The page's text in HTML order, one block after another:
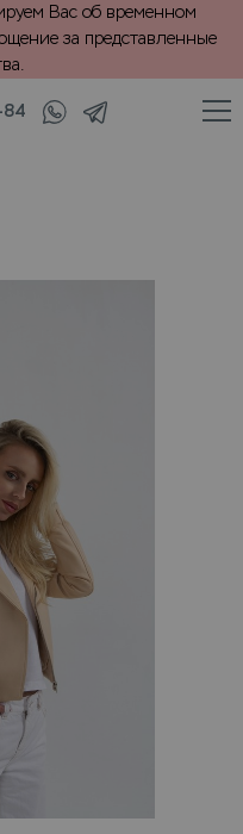
Вас об временном
за представленные
84